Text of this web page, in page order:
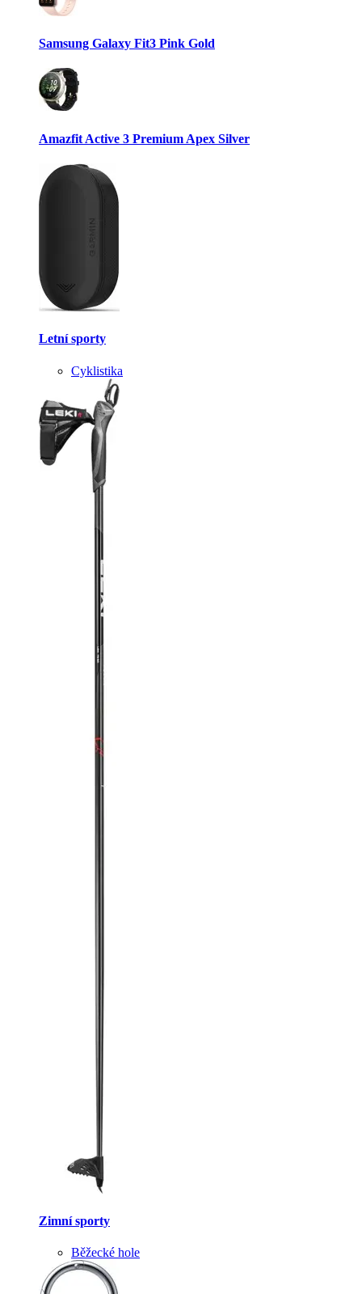
Samsung Galaxy Fit3 Pink Gold
Amazfit Active 3 Premium Apex Silver
Letní sporty
Cyklistika
Zimní sporty
Běžecké hole